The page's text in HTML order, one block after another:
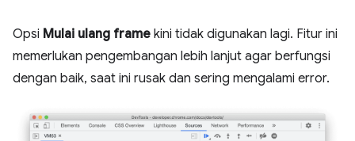
Opsi Mulai ulang frame kini tidak digunakan lagi. Fitur ini
memerlukan pengembangan lebih lanjut agar berfungsi
dengan baik, saat ini rusak dan sering mengalami error.